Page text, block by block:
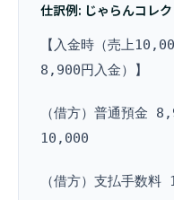
仕訳例: じゃらんコレ
【入金時（売上
8,900円入金）】
（借方）普通預金
10,000
（借方）支払手数